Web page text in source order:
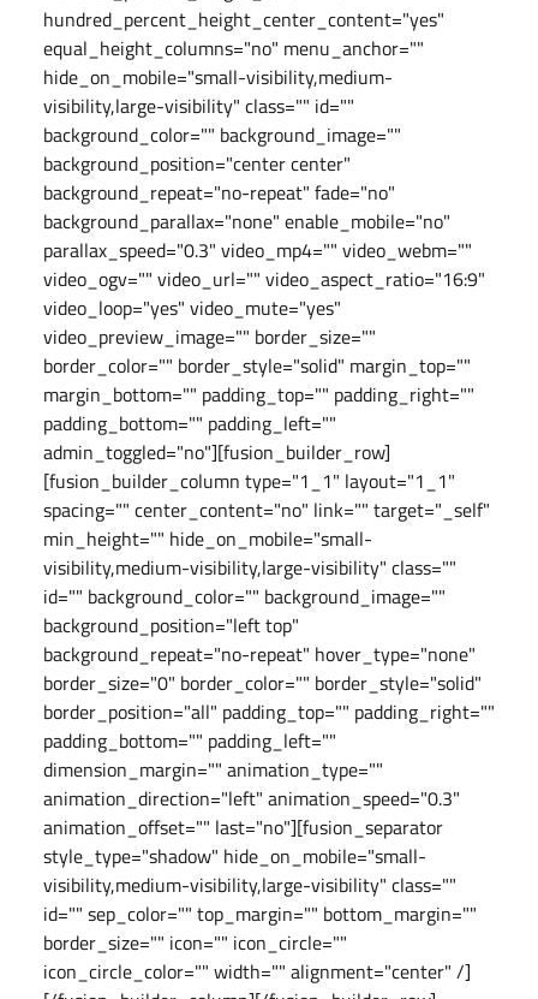
hundred_percent_height_center_content="yes"
equal_height_columns="no" menu_anchor=""
hide_on_mobile="small-visibility,medium-
visibility,large-visibility" class="" id=""
background_color="" background_image=""
background_position="center center"
background_repeat="no-repeat" fade="no"
background_parallax="none" enable_mobile="no"
parallax_speed="0.3" video_mp4="" video_webm=""
video_ogv="" video_url="" video_aspect_ratio="16:9"
video_loop="yes" video_mute="yes"
video_preview_image="" border_size=""
border_color="" border_style="solid" margin_top=""
margin_bottom="" padding_top="" padding_right=""
padding_bottom="" padding_left=""
admin_toggled="no"][fusion_builder_row]
[fusion_builder_column type="1_1" layout="1_1"
spacing="" center_content="no" link="" target="_self"
min_height="" hide_on_mobile="small-
visibility,medium-visibility,large-visibility" class=""
id="" background_color="" background_image=""
background_position="left top"
background_repeat="no-repeat" hover_type="none"
border_size="0" border_color="" border_style="solid"
border_position="all" padding_top="" padding_right=""
padding_bottom="" padding_left=""
dimension_margin="" animation_type=""
animation_direction="left" animation_speed="0.3"
animation_offset="" last="no"][fusion_separator
style_type="shadow" hide_on_mobile="small-
visibility,medium-visibility,large-visibility" class=""
id="" sep_color="" top_margin="" bottom_margin=""
border_size="" icon="" icon_circle=""
icon_circle_color="" width="" alignment="center" /]